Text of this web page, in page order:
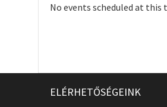
No events scheduled at this
ELÉRHETŐSÉGEINK